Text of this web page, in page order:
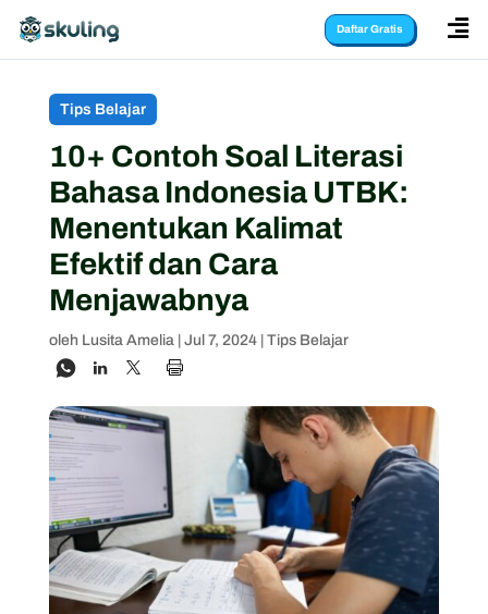
Daftar Gratis 
Tips Belajar
10+ Contoh Soal Literasi
Bahasa Indonesia UTBK:
Menentukan Kalimat
Efektif dan Cara
Menjawabnya
oleh Lusita Amelia| Jul 7, 2024| Tips Belajar